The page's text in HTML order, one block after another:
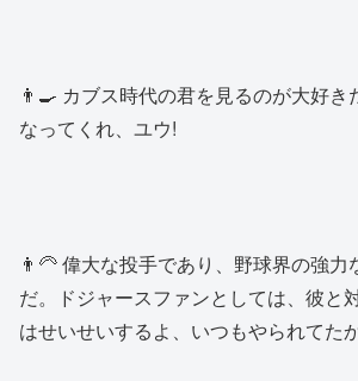
👨‍🍳 カブス時代の君を見るのが大好き
なってくれ、ユウ!
👨‍🦳 偉大な投手であり、野球界の強力
だ。ドジャースファンとしては、彼と
はせいせいするよ、いつもやられてたか